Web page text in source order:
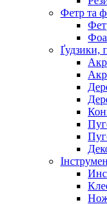
Фетр та
Ґудзики,